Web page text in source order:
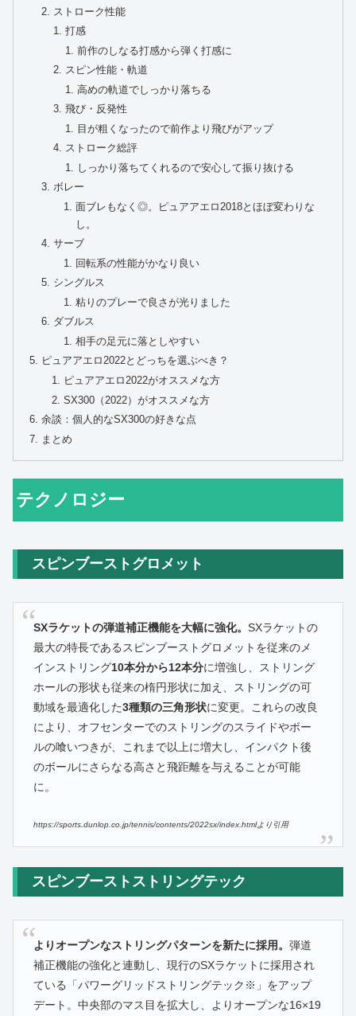
ストローク性能
打感
前作のしなる打感から弾く打感に
スピン性能・軌道
高めの軌道でしっかり落ちる
飛び・反発性
目が粗くなったので前作より飛びがアップ
ストローク総評
しっかり落ちてくれるので安心して振り抜ける
ボレー
面ブレもなく◎。ピュアアエロ2018とほぼ変わりな
し。
サーブ
回転系の性能がかなり良い
シングルス
粘りのプレーで良さが光りました
ダブルス
相手の足元に落としやすい
ピュアアエロ2022とどっちを選ぶべき？
ピュアアエロ2022がオススメな方
SX300（2022）がオススメな方
余談：個人的なSX300の好きな点
まとめ
テクノロジー
スピンブーストグロメット
SXラケットの弾道補正機能を大幅に強化。SXラケットの
最大の特長であるスピンブーストグロメットを従来のメ
インストリング10本分から12本分に増強し、ストリング
ホールの形状も従来の楕円形状に加え、ストリングの可
動域を最適化した3種類の三角形状に変更。これらの改良
により、オフセンターでのストリングのスライドやボー
ルの喰いつきが、これまで以上に増大し、インパクト後
のボールにさらなる高さと飛距離を与えることが可能
に。
https://sports.dunlop.co.jp/tennis/contents/2022sx/index.htmlより引用
スピンブーストストリングテック
よりオープンなストリングパターンを新たに採用。弾道
補正機能の強化と連動し、現行のSXラケットに採用され
ている「パワーグリッドストリングテック※」をアップ
デート。中央部のマス目を拡大し、よりオープンな16×19